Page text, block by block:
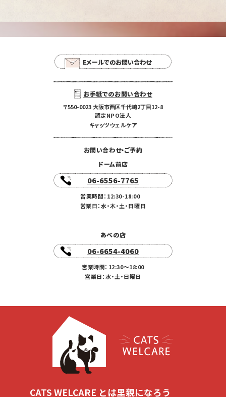
Eメールでのお問い合わせ
お手紙でのお問い合わせ
〒550-0023 大阪市西区千代崎2丁目12-8
認定NPO法人
キャッツウェルケア
お問い合わせ・ご予約
ドーム前店
06-6556-7765
営業時間：12:30-18:00
営業日：水・木・土・日曜日
あべの店
06-6654-4060
営業時間：12:30〜18:00
営業日：水・土・日曜日
CATS WELCARE とは里親になろう